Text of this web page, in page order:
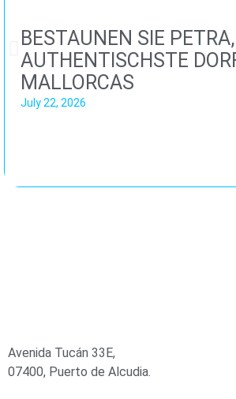
BESTAUNEN SIE
AUTHENTISCHSTE
MALLORCAS
July 22, 2026
Avenida Tucán 33E,
07400, Puerto de Alcudia.